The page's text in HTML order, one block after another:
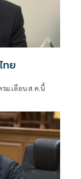
ทย
ม.เดือน ส.ค.นี้